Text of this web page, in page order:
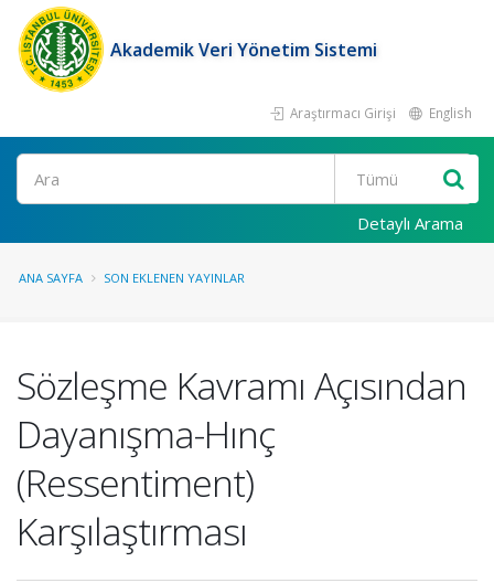
Akademik Veri Yönetim Sistemi
Araştırmacı Girişi English
Ara
Detaylı Arama
ANA SAYFA SON EKLENEN YAYINLAR
Sözleşme Kavramı Açısından
Dayanışma-Hınç
(Ressentiment)
Karşılaştırması